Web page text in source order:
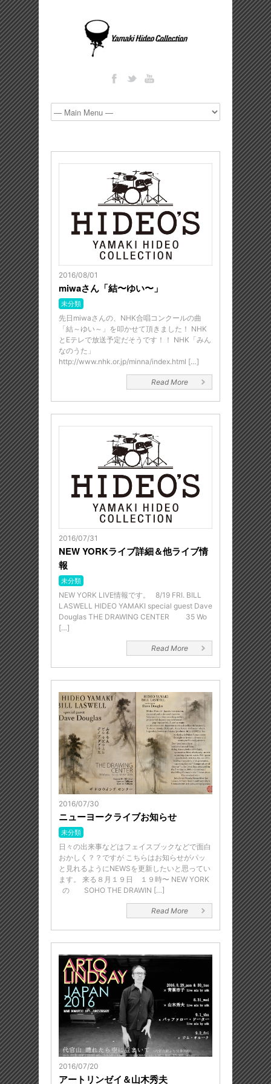
2016/08/01
miwaさん「結〜ゆい〜」
未分類
先日miwaさんの、NHK合唱コンクールの曲
「結～ゆい～」を叩かせて頂きました！ NHK
とEテレで放送予定だそうです！！ NHK「みん
なのうた」
http://www.nhk.or.jp/minna/index.html […]
Read More
2016/07/31
NEW YORKライブ詳細＆他ライブ情
報
未分類
NEW YORK LIVE情報です。 8/19 FRI. BILL
LASWELL HIDEO YAMAKI special guest Dave
Douglas THE DRAWING CENTER 35 Wo
[…]
Read More
2016/07/30
ニューヨークライブお知らせ
未分類
日々の出来事などはフェイスブックなどで面白
おかしく？？ですが こちらはお知らせがパッ
と見れるようにNEWSを更新したいと思ってい
ます。 来る８月１９日 １９時〜 NEW YORK
の SOHO THE DRAWIN […]
Read More
2016/07/20
アートリンゼイ＆山木秀夫